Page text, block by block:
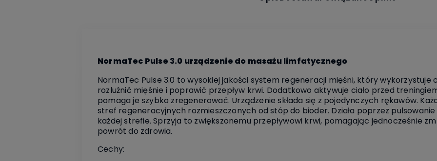
NormaTec Pulse 3.0 urządzenie do masażu limfatycznego
NormaTec Pulse 3.0 to wysokiej jakości system regeneracji mięśni, który wykorzystuje
rozluźnić mięśnie i poprawić przepływ krwi. Dodatkowo aktywuje ciało przed
pomaga je szybko zregenerować. Urządzenie składa się z pojedynczych rękawów.
stref regeneracyjnych rozmieszczonych od stóp do bioder. Działa poprzez
każdej strefie. Sprzyja to zwiększonemu przepływowi krwi, pomagając jednocześnie
powrót do zdrowia.
Cechy: